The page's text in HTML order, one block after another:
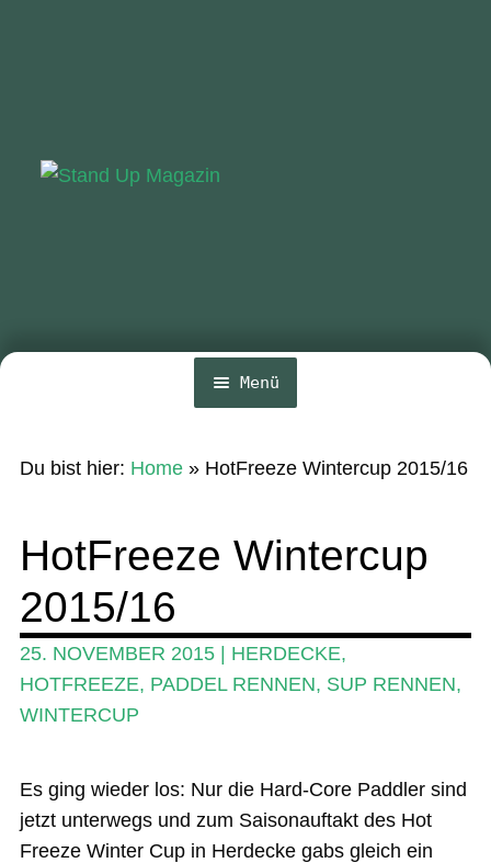
Menü
Ratgeber
Stand Up Magazin TV
Du bist hier: Home» HotFreeze Wintercup 2015/16
HotFreeze Wintercup
2015/16
25. NOVEMBER 2015| HERDECKE,
HOTFREEZE, PADDEL RENNEN, SUP RENNEN,
WINTERCUP
Es ging wieder los: Nur die Hard-Core Paddler sind
jetzt unterwegs und zum Saisonauftakt des Hot
Freeze Winter Cup in Herdecke gabs gleich ein